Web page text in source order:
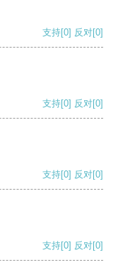
支持[0] 反对[0]
支持[0] 反对[0]
支持[0] 反对[0]
支持[0] 反对[0]